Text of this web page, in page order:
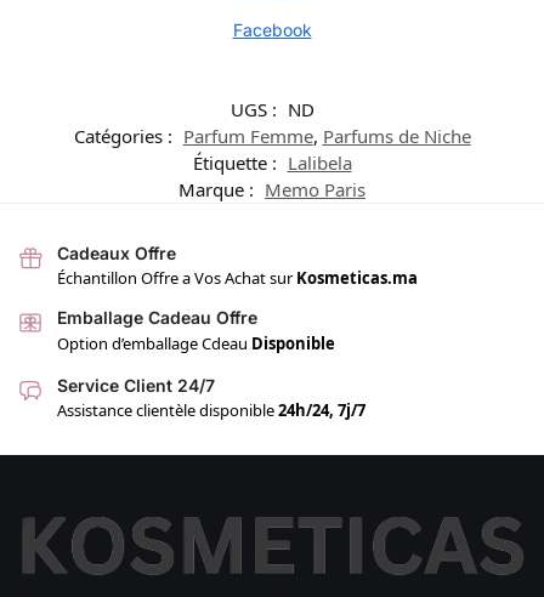
Facebook
UGS : ND
Catégories : Parfum Femme, Parfums de Niche
Étiquette : Lalibela
Marque : Memo Paris
Cadeaux Offre
Échantillon Offre a Vos Achat surKosmeticas.ma
Emballage Cadeau Offre
Option d’emballage Cdeau Disponible
Service Client 24/7
Assistance clientèle disponible24h/24, 7j/7